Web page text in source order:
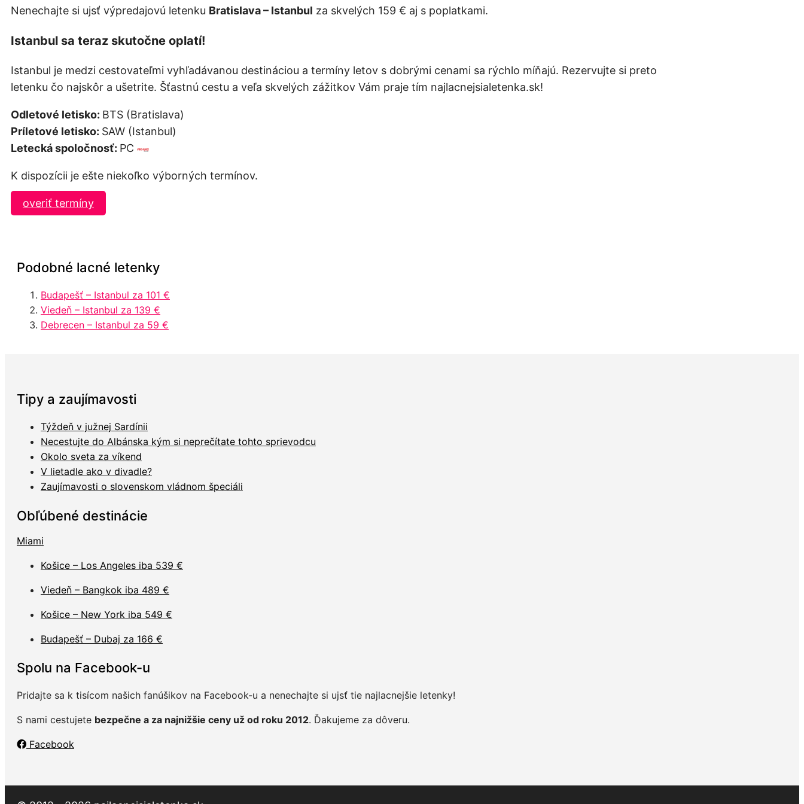
Nenechajte si ujsť výpredajovú letenku Bratislava – Istanbul za skvelých 159 € aj s poplatkami.
Istanbul sa teraz skutočne oplatí!
Istanbul je medzi cestovateľmi vyhľadávanou destináciou a termíny letov s dobrými cenami sa rýchlo míňajú. Rezervujte si preto
letenku čo najskôr a ušetrite. Šťastnú cestu a veľa skvelých zážitkov Vám praje tím najlacnejsialetenka.sk!
Odletové letisko: BTS (Bratislava)
Príletové letisko: SAW (Istanbul)
Letecká spoločnosť: PC
K dispozícii je ešte niekoľko výborných termínov.
overiť termíny
Podobné lacné letenky
Budapešť – Istanbul za 101 €
Viedeň – Istanbul za 139 €
Debrecen – Istanbul za 59 €
Tipy a zaujímavosti
Týždeň v južnej Sardínii
Necestujte do Albánska kým si neprečítate tohto sprievodcu
Okolo sveta za víkend
V lietadle ako v divadle?
Zaujímavosti o slovenskom vládnom špeciáli
Obľúbené destinácie
Miami
Košice – Los Angeles iba 539 €
Viedeň – Bangkok iba 489 €
Košice – New York iba 549 €
Budapešť – Dubaj za 166 €
Spolu na Facebook-u
Pridajte sa k tisícom našich fanúšikov na Facebook-u a nenechajte si ujsť tie najlacnejšie letenky!
S nami cestujete bezpečne a za najnižšie ceny už od roku 2012. Ďakujeme za dôveru.
Facebook